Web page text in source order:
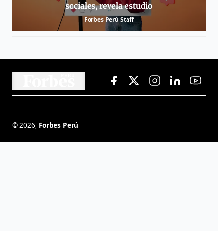
sociales, revela estudio
Forbes Perú Staff
© 2026, Forbes Perú